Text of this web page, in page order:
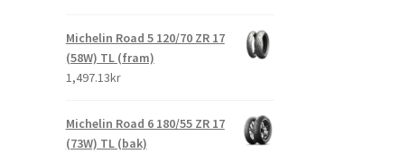
Michelin Road 5 120/70 ZR 17
(58W) TL (fram)
1,497.13kr
Michelin Road 6 180/55 ZR 17
(73W) TL (bak)